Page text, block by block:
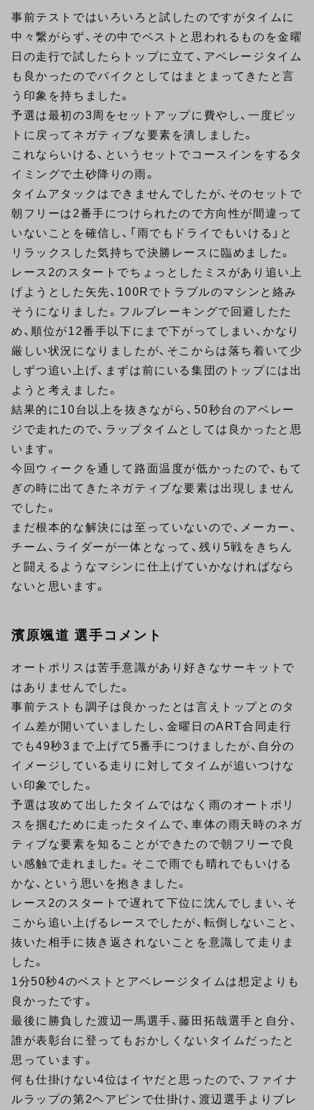
事前テストではいろいろと試したのですがタイムに
中々繋がらず、その中でベストと思われるものを金曜
日の走行で試したらトップに立て、アベレージタイム
も良かったのでバイクとしてはまとまってきたと言
う印象を持ちました。
予選は最初の3周をセットアップに費やし、一度ピッ
トに戻ってネガティブな要素を潰しました。
これならいける、というセットでコースインをするタ
イミングで土砂降りの雨。
タイムアタックはできませんでしたが、そのセットで
朝フリーは2番手につけられたので方向性が間違って
いないことを確信し、「雨でもドライでもいける」と
リラックスした気持ちで決勝レースに臨めました。
レース2のスタートでちょっとしたミスがあり追い上
げようとした矢先、100Rでトラブルのマシンと絡み
そうになりました。フルブレーキングで回避したた
め、順位が12番手以下にまで下がってしまい、かなり
厳しい状況になりましたが、そこからは落ち着いて少
しずつ追い上げ、まずは前にいる集団のトップには出
ようと考えました。
結果的に10台以上を抜きながら、50秒台のアベレー
ジで走れたので、ラップタイムとしては良かったと思
います。
今回ウィークを通して路面温度が低かったので、もて
ぎの時に出てきたネガティブな要素は出現しません
でした。
まだ根本的な解決には至っていないので、メーカー、
チーム、ライダーが一体となって、残り5戦をきちん
と闘えるようなマシンに仕上げていかなければなら
ないと思います。
濱原颯道 選手コメント
オートポリスは苦手意識があり好きなサーキットで
はありませんでした。
事前テストも調子は良かったとは言えトップとのタ
イム差が開いていましたし、金曜日のART合同走行
でも49秒3まで上げて5番手につけましたが、自分の
イメージしている走りに対してタイムが追いつけな
い印象でした。
予選は攻めて出したタイムではなく雨のオートポリ
スを掴むために走ったタイムで、車体の雨天時のネガ
ティブな要素を知ることができたので朝フリーで良
い感触で走れました。そこで雨でも晴れでもいける
かな、という思いを抱きました。
レース2のスタートで遅れて下位に沈んでしまい、そ
こから追い上げるレースでしたが、転倒しないこと、
抜いた相手に抜き返されないことを意識して走りま
した。
1分50秒4のベストとアベレージタイムは想定よりも
良かったです。
最後に勝負した渡辺一馬選手、藤田拓哉選手と自分、
誰が表彰台に登ってもおかしくないタイムだったと
思っています。
何も仕掛けない4位はイヤだと思ったので、ファイナ
ルラップの第2ヘアピンで仕掛け、渡辺選手よりブレ